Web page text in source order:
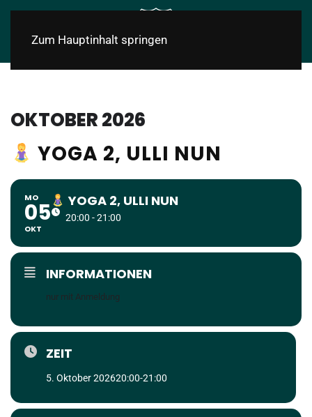
Zum Hauptinhalt springen
OKTOBER 2026
YOGA 2, ULLI NUN
MO
05
OKT
YOGA 2, ULLI NUN
20:00 - 21:00
INFORMATIONEN
nur mit Anmeldung
ZEIT
5. Oktober 202620:00-21:00